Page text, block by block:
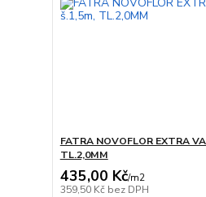
FATRA NOVOFLOR EXTRA
TL.2,0MM
435,00 Kč/m2
359,50 Kč bez DPH